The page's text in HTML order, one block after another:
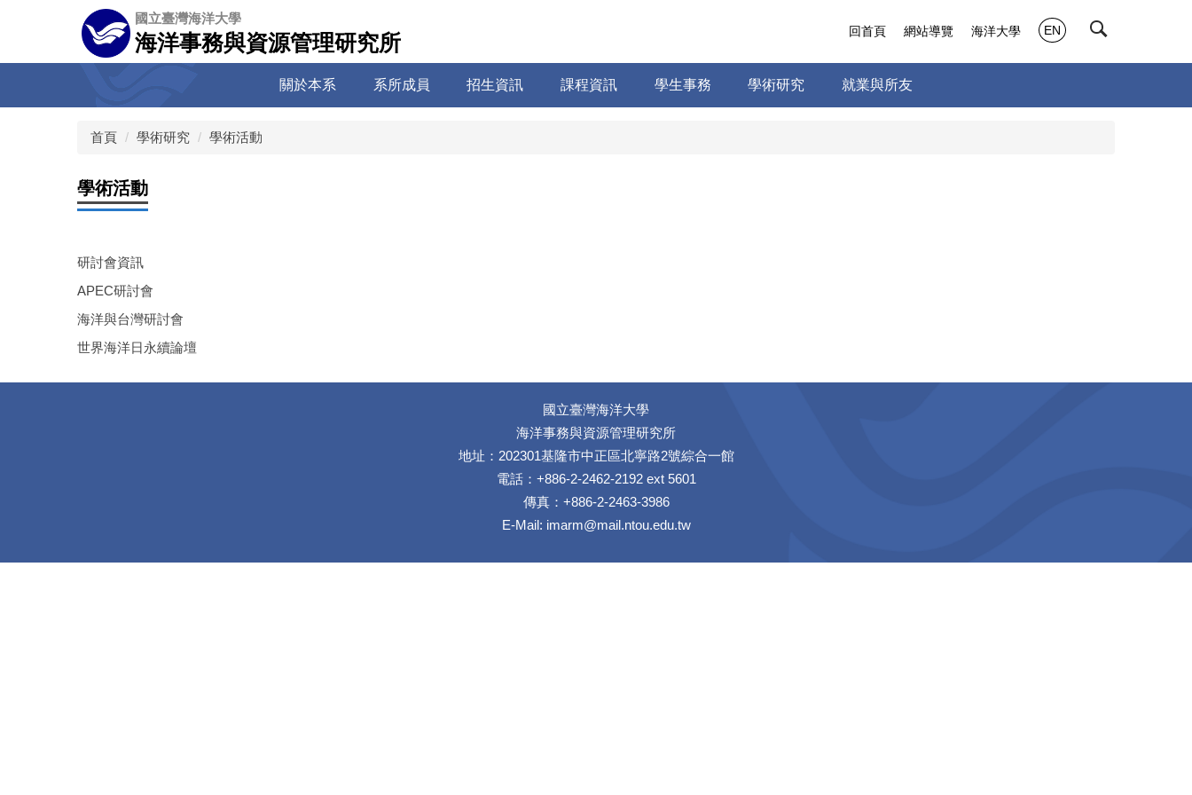
容
國立臺灣海洋大學
海洋事務與資源管理研究所
關於本系 系所成員 招生資訊 課程資訊 學生事務 學術研究 就業與所友
回首頁 網站導覽 海洋大學 EN
首頁 學術研究 學術活動
學術活動
研討會資訊
APEC研討會
海洋與台灣研討會
世界海洋日永續論壇
國立臺灣海洋大學
海洋事務與資源管理研究所
地址：202301基隆市中正區北寧路2號綜合一館
電話：+886-2-2462-2192 ext 5601
傳真：+886-2-2463-3986
E-Mail: imarm@mail.ntou.edu.tw